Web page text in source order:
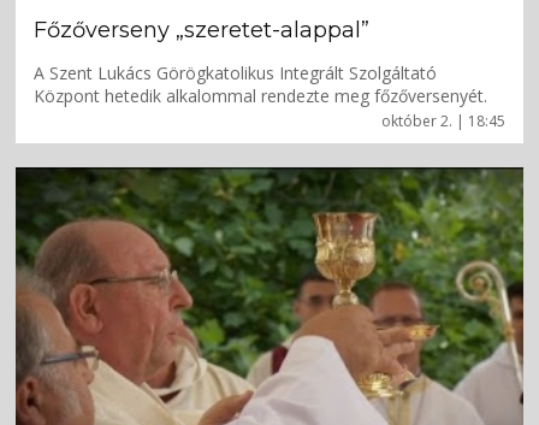
október 2. | 18:45
Főzőverseny „szeretet-alappal”
A Szent Lukács Görögkatolikus Integrált Szolgáltató
Központ hetedik alkalommal rendezte meg főzőversenyét.